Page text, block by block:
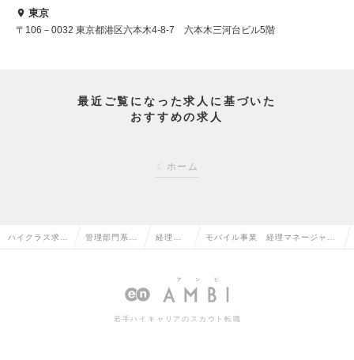
東京
〒106－0032 東京都港区六本木4-8-7 六本木三河台ビル5階
最近ご覧になった求人に基づいた
おすすめの求人
ホーム
ハイクラス求人 管理部門系の 経理の モバイル事業 経理マネージャー
若手ハイキャリアのスカウト転職